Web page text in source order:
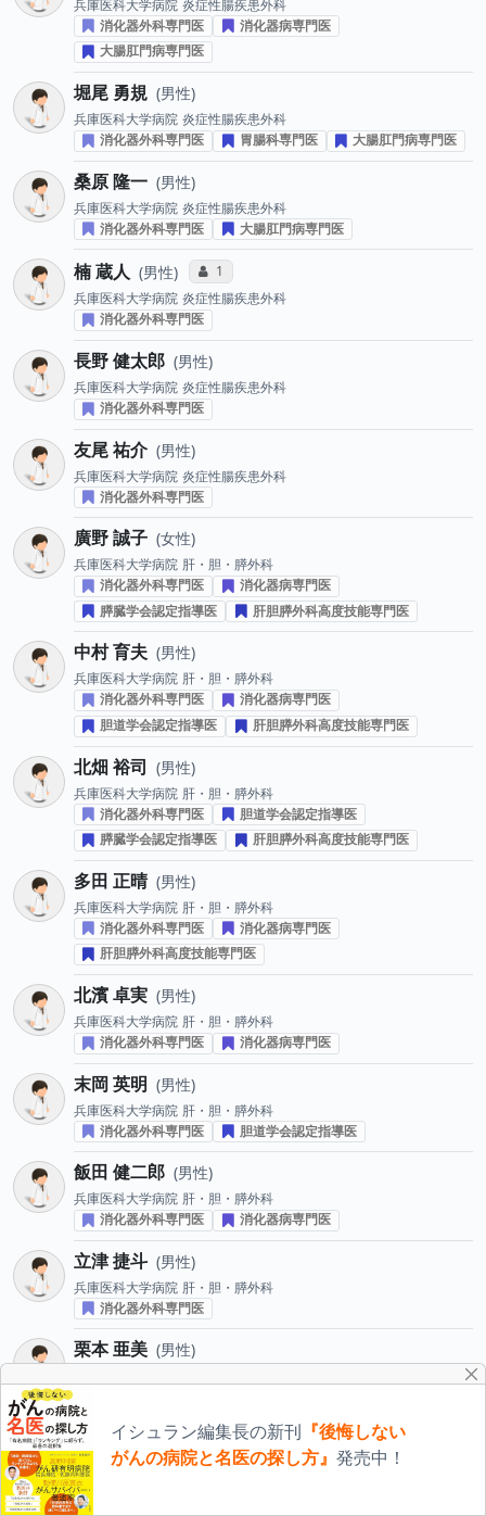
兵庫医科大学病院 炎症性腸疾患外科
消化器外科専門医
消化器病専門医
大腸肛門病専門医
堀尾 勇規 男性
兵庫医科大学病院 炎症性腸疾患外科
消化器外科専門医
胃腸科専門医 大腸肛門病専門医
桑原 隆一 男性
兵庫医科大学病院 炎症性腸疾患外科
消化器外科専門医
大腸肛門病専門医
楠 蔵人 男性 コミュニケーション・タイプ投票数
1
兵庫医科大学病院 炎症性腸疾患外科
消化器外科専門医
長野 健太郎 男性
兵庫医科大学病院 炎症性腸疾患外科
消化器外科専門医
友尾 祐介 男性
兵庫医科大学病院 炎症性腸疾患外科
消化器外科専門医
廣野 誠子 女性
兵庫医科大学病院 肝・胆・膵外科
消化器外科専門医
消化器病専門医
膵臓学会認定指導医
肝胆膵外科高度技能専門医
中村 育夫 男性
兵庫医科大学病院 肝・胆・膵外科
消化器外科専門医
消化器病専門医
胆道学会認定指導医
肝胆膵外科高度技能専門医
北畑 裕司 男性
兵庫医科大学病院 肝・胆・膵外科
消化器外科専門医
胆道学会認定指導医
膵臓学会認定指導医
肝胆膵外科高度技能専門医
多田 正晴 男性
兵庫医科大学病院 肝・胆・膵外科
消化器外科専門医
消化器病専門医
肝胆膵外科高度技能専門医
北濱 卓実 男性
兵庫医科大学病院 肝・胆・膵外科
消化器外科専門医
消化器病専門医
末岡 英明 男性
兵庫医科大学病院 肝・胆・膵外科
消化器外科専門医
胆道学会認定指導医
飯田 健二郎 男性
兵庫医科大学病院 肝・胆・膵外科
消化器外科専門医
消化器病専門医
立津 捷斗 男性
兵庫医科大学病院 肝・胆・膵外科
消化器外科専門医
栗本 亜美 男性
原田 和 男性
兵庫医科大学病院 肝・胆・膵外科
イシュラン編集長の新刊
『後悔しない
がんの病院と名医の探し方』 発売中！